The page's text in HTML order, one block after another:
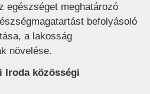
egészséget meghatározó
befolyásoló
a lakosság
növelése.
Iroda közösségi